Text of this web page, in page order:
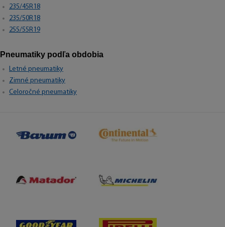
235/45R18
235/50R18
255/55R19
Pneumatiky podľa obdobia
Letné pneumatiky
Zimné pneumatiky
Celoročné pneumatiky